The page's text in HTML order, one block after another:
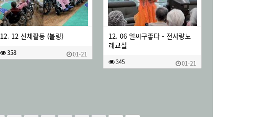
12. 12 신체활동 (볼링)
358 01-21
12. 06 얼씨구좋다 - 전사랑노
래교실
345 01-21